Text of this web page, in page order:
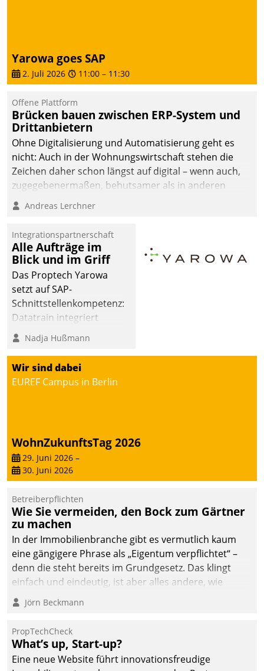
Yarowa goes SAP
2. Juli 2026 11:00 – 11:30
Offene Plattform
Brücken bauen zwischen ERP-System und
Drittanbietern
Ohne Digitalisierung und Automatisierung geht es
nicht: Auch in der Wohnungswirtschaft stehen die
Zeichen daher schon längst auf digital – wenn auch,
zugegebenermaßen, behutsamer als in anderen
Branchen.
Andreas Lerchner
Integrationspartnerschaft
Alle Aufträge im
Blick und im Griff
Das Proptech Yarowa
setzt auf SAP-
Schnittstellenkompetenz:
Datatrain integriert
Yarowas Portal zur
Vergabe und Verwaltung
von Aufträgen der
operativen
Instandhaltung in die
– und beschleunigt damit
den Weg vom
Mieteranliegen zum
Nadja Hußmann
Wir sind dabei
EUREF Campus in Berlin
WohnZukunftsTag 2026
29. Juni 2026 –
30. Juni 2026
Betreiberpflichten
Wie Sie vermeiden, den Bock zum Gärtner
zu machen
In der Immobilienbranche gibt es vermutlich kaum
eine gängigere Phrase als „Eigentum verpflichtet“ –
denn die steht bereits im Grundgesetz. Das klingt
einfach und eindeutig, ist aber alles andere, wie
Branchenbeschäftigte wissen. Denn mit der
Verantwortung folgen Verpflichtungen.
Jörn Beckmann
PropTechCheck
What’s up, Start-up?
Eine neue Website führt innovationsfreudige